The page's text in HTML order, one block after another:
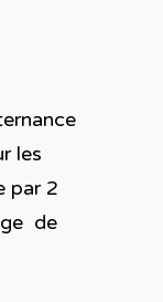
les
par 2
de